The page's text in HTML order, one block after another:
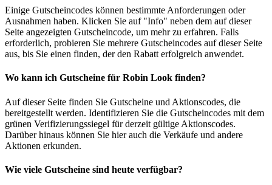
Einige Gutscheincodes können bestimmte Anforderungen oder
Ausnahmen haben. Klicken Sie auf "Info" neben dem auf dieser
Seite angezeigten Gutscheincode, um mehr zu erfahren. Falls
erforderlich, probieren Sie mehrere Gutscheincodes auf dieser Seite
aus, bis Sie einen finden, der den Rabatt erfolgreich anwendet.
Wo kann ich Gutscheine für Robin Look finden?
Auf dieser Seite finden Sie Gutscheine und Aktionscodes, die
bereitgestellt werden. Identifizieren Sie die Gutscheincodes mit dem
grünen Verifizierungssiegel für derzeit gültige Aktionscodes.
Darüber hinaus können Sie hier auch die Verkäufe und andere
Aktionen erkunden.
Wie viele Gutscheine sind heute verfügbar?